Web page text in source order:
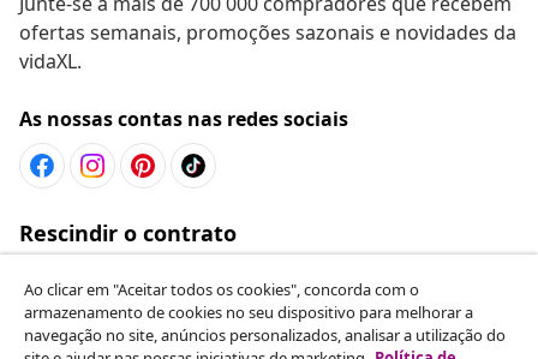
Rescindir o contrato
Atendimento ao cliente
Empresas
vidaXL
Ao clicar em "Aceitar todos os cookies", concorda com o
armazenamento de cookies no seu dispositivo para melhorar a
navegação no site, anúncios personalizados, analisar a utilização do